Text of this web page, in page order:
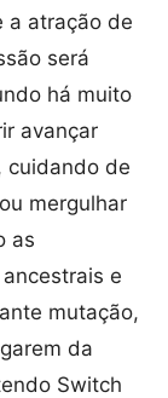
a atração de
será
há muito
avançar
cuidando de
mergulhar
as
e
mutação,
da
Switch